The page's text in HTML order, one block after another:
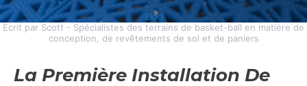
Blog
Écrit par Scott - Spécialistes des terrains de basket-ball en matière de
conception, de revêtements de sol et de paniers
La Première Installation De